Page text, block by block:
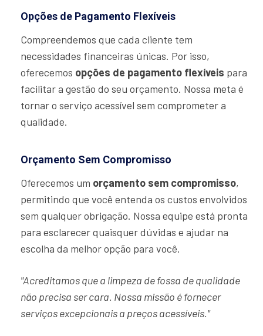
Opções de Pagamento Flexíveis
Compreendemos que cada cliente tem
necessidades financeiras únicas. Por isso,
oferecemos opções de pagamento flexíveis para
facilitar a gestão do seu orçamento. Nossa meta é
tornar o serviço acessível sem comprometer a
qualidade.
Orçamento Sem Compromisso
Oferecemos um orçamento sem compromisso,
permitindo que você entenda os custos envolvidos
sem qualquer obrigação. Nossa equipe está pronta
para esclarecer quaisquer dúvidas e ajudar na
escolha da melhor opção para você.
"Acreditamos que a limpeza de fossa de qualidade
não precisa ser cara. Nossa missão é fornecer
serviços excepcionais a preços acessíveis."